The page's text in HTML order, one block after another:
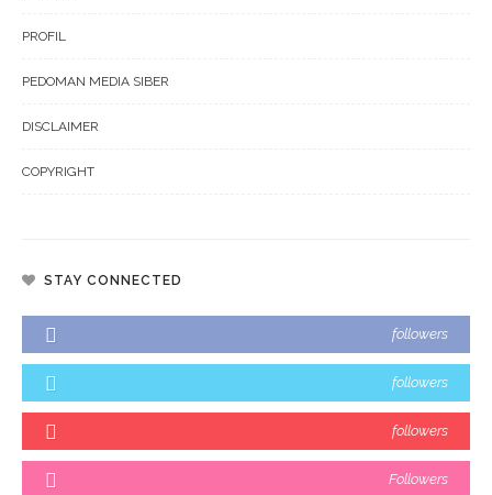
PROFIL
PEDOMAN MEDIA SIBER
DISCLAIMER
COPYRIGHT
STAY CONNECTED
followers
followers
followers
Followers